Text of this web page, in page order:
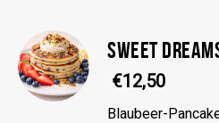
SWEET
€12,50
Blaubeer-